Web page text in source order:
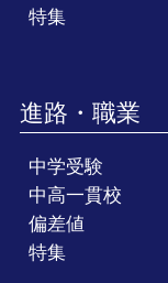
特集
進路・職業
中学受験
中高一貫校
偏差値
特集